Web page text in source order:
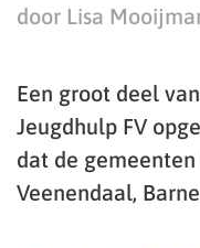
door Lisa
Een groot deel
Jeugdhulp FV
dat de gemeenten
Veenendaal,